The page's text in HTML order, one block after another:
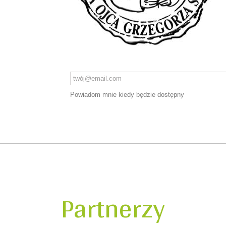
Powiadom mnie kiedy będzie dostępny
Partnerzy